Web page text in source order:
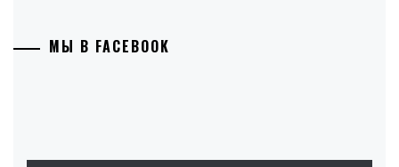
МЫ В FACEBOOK